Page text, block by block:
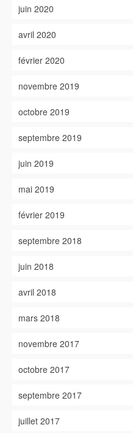
juin 2020
avril 2020
février 2020
novembre 2019
octobre 2019
septembre 2019
juin 2019
mai 2019
février 2019
septembre 2018
juin 2018
avril 2018
mars 2018
novembre 2017
octobre 2017
septembre 2017
juillet 2017